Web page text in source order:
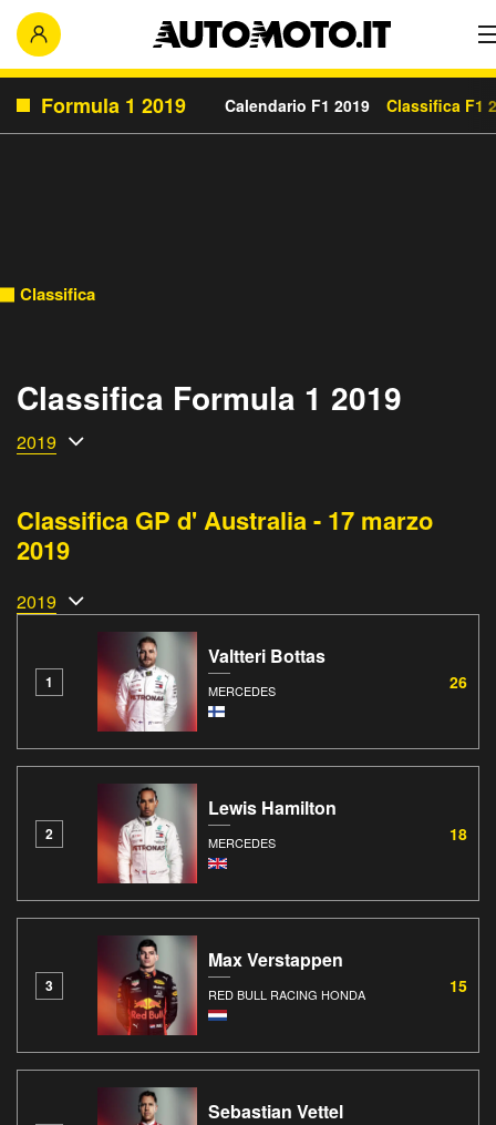
Formula 1 2019 Calendario F1 2019 Classifica F1
Classifica
Classifica Formula 1 2019
2019
Classifica GP d' Australia - 17 marzo
2019
2019
1
Valtteri Bottas
MERCEDES 26
2
Lewis Hamilton
MERCEDES 18
3
Max Verstappen
RED BULL RACING HONDA 15
Sebastian Vettel